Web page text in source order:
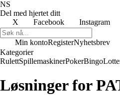
NS
Del med hjertet ditt
X
Facebook Instagram
Min kontoRegisterNyhetsbrev
Kategorier
RulettSpillemaskinerPokerBingo
Løsninger for